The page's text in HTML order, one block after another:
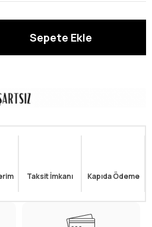
Taksit İmkanı Kapıda Ödeme